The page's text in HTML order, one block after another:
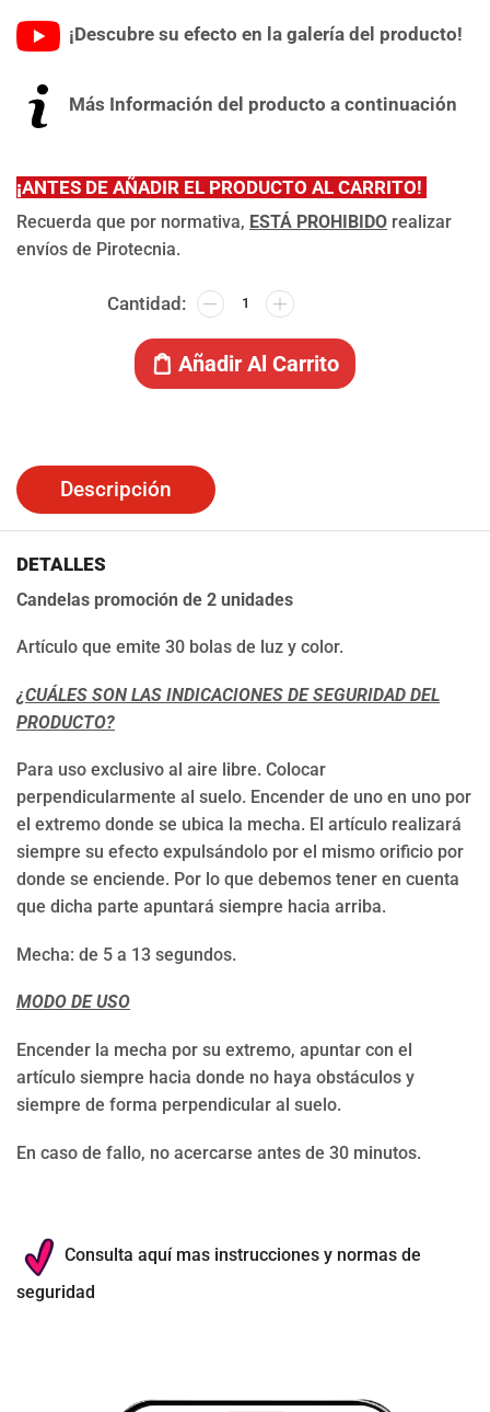
¡Descubre su efecto en la galería del producto!
Más Información del producto a continuación
¡ANTES DE AÑADIR EL PRODUCTO AL CARRITO!
Recuerda que por normativa, ESTÁ PROHIBIDO realizar
envíos de Pirotecnia.
Añadir Al Carrito
Descripción
DETALLES
Candelas promoción de 2 unidades
Artículo que emite 30 bolas de luz y color.
¿CUÁLES SON LAS INDICACIONES DE SEGURIDAD DEL
PRODUCTO?
Para uso exclusivo al aire libre. Colocar
perpendicularmente al suelo. Encender de uno en uno por
el extremo donde se ubica la mecha. El artículo realizará
siempre su efecto expulsándolo por el mismo orificio por
donde se enciende. Por lo que debemos tener en cuenta
que dicha parte apuntará siempre hacia arriba.
Mecha: de 5 a 13 segundos.
MODO DE USO
Encender la mecha por su extremo, apuntar con el
artículo siempre hacia donde no haya obstáculos y
siempre de forma perpendicular al suelo.
En caso de fallo, no acercarse antes de 30 minutos.
Consulta aquí mas instrucciones y normas de
seguridad